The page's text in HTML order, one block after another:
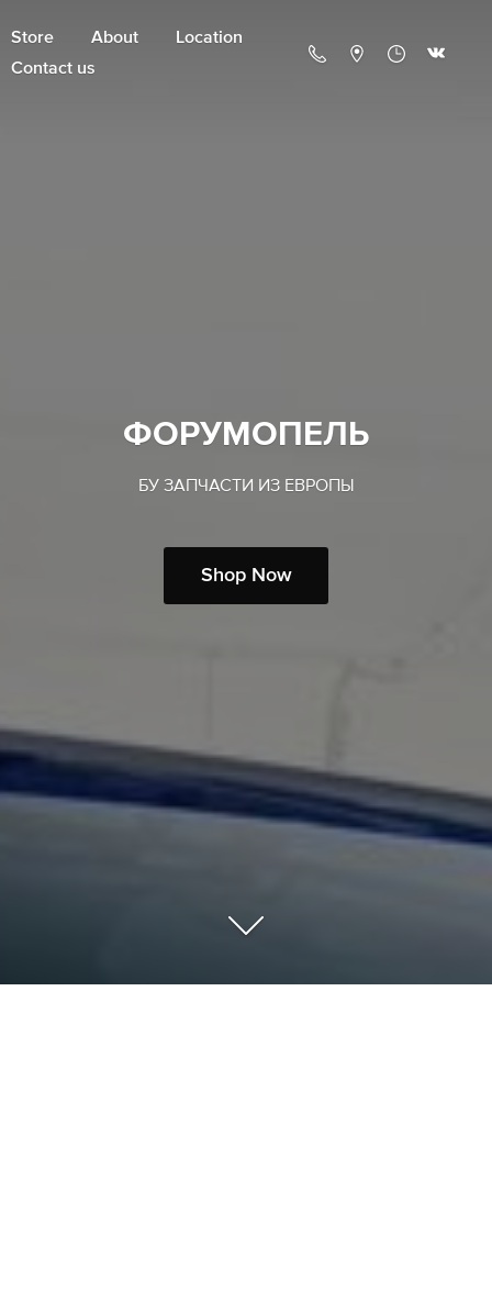
Store About
Location
Contact us
ФОРУМОПЕЛЬ
БУ ЗАПЧАСТИ ИЗ ЕВРОПЫ
Shop Now